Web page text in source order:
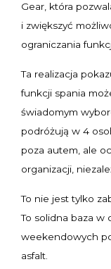
Gear, która
i zwiększyć
ograniczania
Ta realizacja
funkcji spania
świadomym
podróżują w 4
poza autem, ale
organizacji,
To nie jest tylko
To solidna baza w
weekendowych
asfalt.